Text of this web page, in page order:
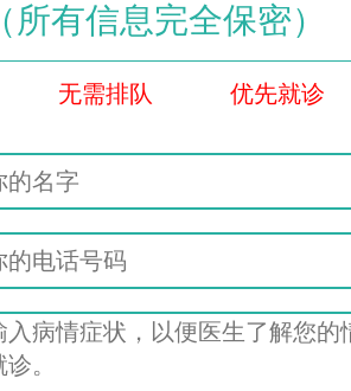
（所有信息完全保密）
无需排队 优先就诊